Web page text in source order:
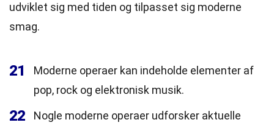
udviklet sig med tiden og tilpasset sig moderne
smag.
21
Moderne operaer kan indeholde elementer af
pop, rock og elektronisk musik.
22
Nogle moderne operaer udforsker aktuelle